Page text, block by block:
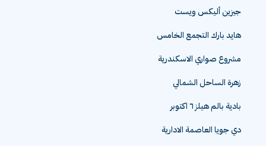
جيزين أليكس ويست
هايد بارك التجمع الخامس
مشروع صواري الاسكندرية
زهرة الساحل الشمالي
بادية بالم هيلز ٦ اكتوبر
دي جويا العاصمة الادارية